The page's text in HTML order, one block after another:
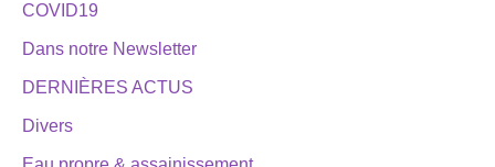
COVID19
Dans notre Newsletter
DERNIÈRES ACTUS
Divers